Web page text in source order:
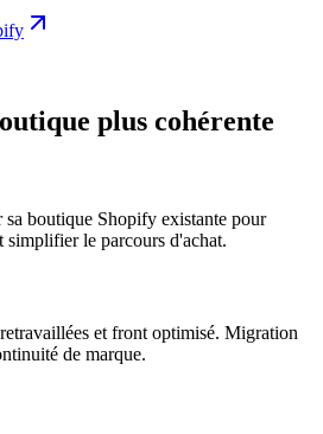
plus cohérente
sa boutique Shopify existante pour
simplifier le parcours d'achat.
et front optimisé. Migration
de marque.